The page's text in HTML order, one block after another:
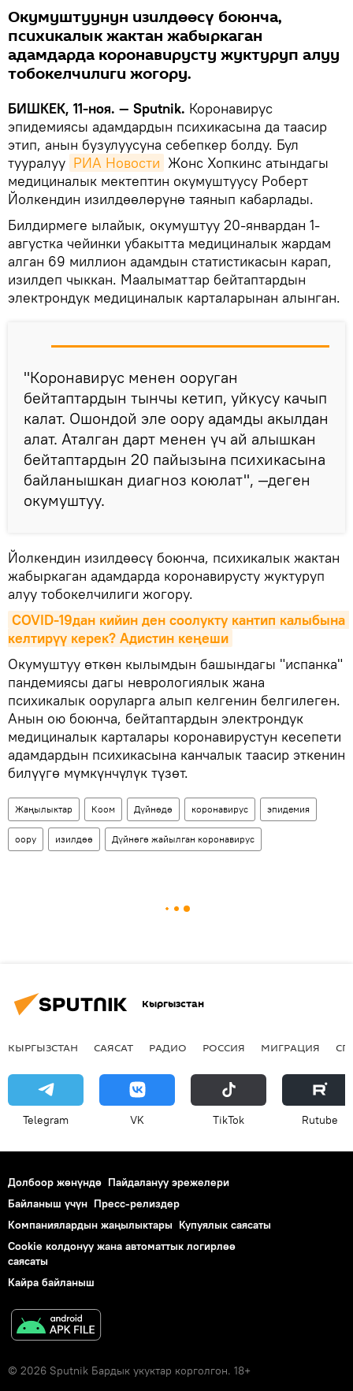
Окумуштуунун изилдөөсү боюнча,
психикалык жактан жабыркаган
адамдарда коронавирусту жуктуруп алуу
тобокелчилиги жогору.
БИШКЕК, 11-ноя. — Sputnik. Коронавирус
эпидемиясы адамдардын психикасына да таасир
этип, анын бузулуусуна себепкер болду. Бул
тууралуу РИА Новости Жонс Хопкинс атындагы
медициналык мектептин окумуштуусу Роберт
Йолкендин изилдөөлөрүнө таянып кабарлады.
Билдирмеге ылайык, окумуштуу 20-январдан 1-
августка чейинки убакытта медициналык жардам
алган 69 миллион адамдын статистикасын карап,
изилдеп чыккан. Маалыматтар бейтаптардын
электрондук медициналык карталарынан алынган.
"Коронавирус менен ооруган
бейтаптардын тынчы кетип, уйкусу качып
калат. Ошондой эле оору адамды акылдан
алат. Аталган дарт менен үч ай алышкан
бейтаптардын 20 пайызына психикасына
байланышкан диагноз коюлат", —деген
окумуштуу.
Йолкендин изилдөөсү боюнча, психикалык жактан
жабыркаган адамдарда коронавирусту жуктуруп
алуу тобокелчилиги жогору.
COVID-19дан кийин ден соолукту кантип калыбына
келтирүү керек? Адистин кеңеши
Окумуштуу өткөн кылымдын башындагы "испанка"
пандемиясы дагы неврологиялык жана
психикалык ооруларга алып келгенин белгилеген.
Анын ою боюнча, бейтаптардын электрондук
медициналык карталары коронавирустун кесепети
адамдардын психикасына канчалык таасир эткенин
билүүгө мүмкүнчүлүк түзөт.
Жаңылыктар Коом Дүйнөдө коронавирус эпидемия
оору изилдөө Дүйнөгө жайылган коронавирус
Кыргызстан
КЫРГЫЗСТАН САЯСАТ РАДИО РОССИЯ МИГРАЦИЯ
Telegram VK ТikТоk Rutube
Долбоор жөнүндө Пайдалануу эрежелери
Байланыш үчүн Пресс-релиздер
Компаниялардын жаңылыктары Купуялык саясаты
Cookie колдонуу жана автоматтык логирлөө
саясаты
Кайра байланыш
© 2026 Sputnik Бардык укуктар корголгон. 18+